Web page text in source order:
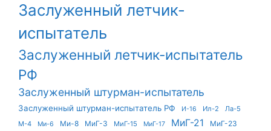
Заслуженный летчик-
испытатель
Заслуженный летчик-испытатель
РФ
Заслуженный штурман-испытатель
Заслуженный штурман-испытатель РФ И-16 Ил-2
Ла-5
М-4
Ми-6 Ми-8 МиГ-3 МиГ-15 МиГ-17 МиГ-21
МиГ-23